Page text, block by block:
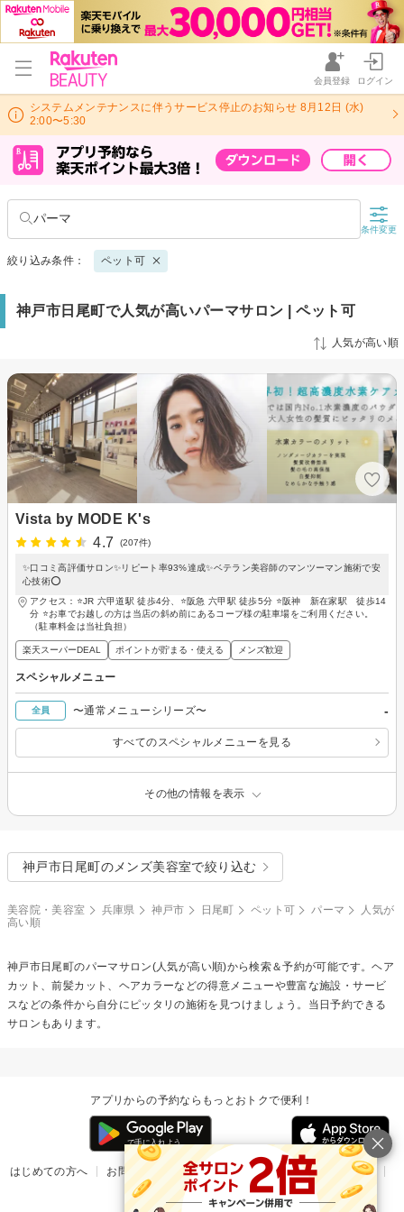
会員登録 ログイン
システムメンテナンスに伴うサービス停止のお知らせ 8月12日 (水)
2:00〜5:30
パーマ
条件変更
絞り込み条件： ペット可
神戸市日尾町で人気が高いパーマサロン | ペット可
人気が高い順
Vista by MODE K's
4.7
(207件)
✨口コミ高評価サロン✨リピート率93%達成✨ベテラン美容師のマンツーマン施術で安
心技術⭕️
アクセス：⭐️JR 六甲道駅 徒歩4分、⭐️阪急 六甲駅 徒歩5分 ⭐️阪神 新在家駅 徒歩14
分 ⭐️お車でお越しの方は当店の斜め前にあるコープ様の駐車場をご利用ください。
（駐車料金は当社負担）
楽天スーパーDEAL ポイントが貯まる・使える メンズ歓迎
スペシャルメニュー
全員 〜通常メニューシリーズ〜 -
すべてのスペシャルメニューを見る
その他の情報を表示
神戸市日尾町のメンズ美容室で絞り込む
美容院・美容室 兵庫県 神戸市 日尾町 ペット可 パーマ
人気が
高い順
神戸市日尾町のパーマサロン(人気が高い順)から検索＆予約が可能です。ヘア
カット、前髪カット、ヘアカラーなどの得意メニューや豊富な施設・サービ
スなどの条件から自分にピッタリの施術を見つけましょう。当日予約できる
サロンもあります。
アプリからの予約ならもっとおトクで便利！
はじめての方へ お問い合わせ ヘルプ リリース情報
利用規約
掲載ご希望のサロン様